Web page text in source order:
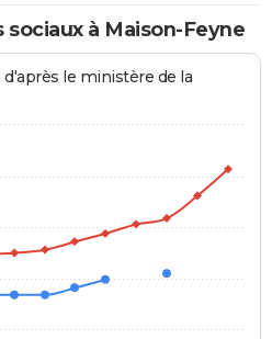
à Maison-Feyne
le ministère de la